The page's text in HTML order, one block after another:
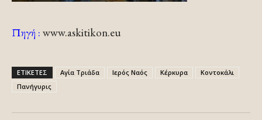
Πηγή : www.askitikon.eu
ΕΤΙΚΕΤΕΣ Αγία Τριάδα Ιερός Ναός Κέρκυρα
Κοντοκάλι
Πανήγυρις